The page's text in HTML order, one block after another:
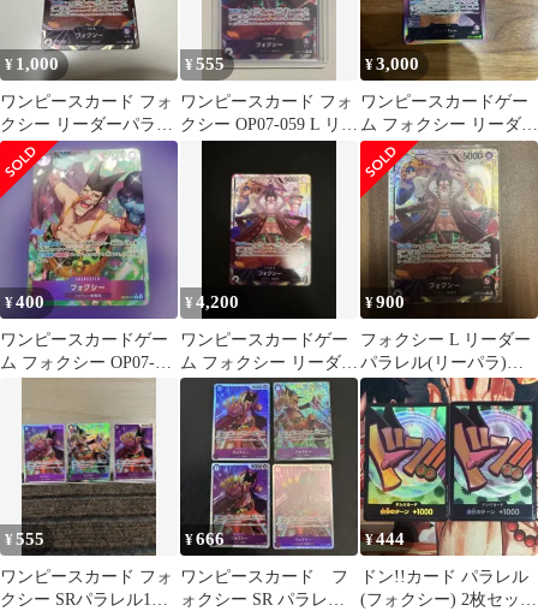
¥ 1,000
ワンピースカード フォ
クシー リーダーパラレ
ル
¥555
ワンピースカード フォ
クシー OP07-059 L リー
¥3,000
ワンピースカードゲー
ム フォクシー リーダー
パラレル
¥400
ワンピースカードゲー
ム フォクシー OP07-
¥4,200
ワンピースカードゲー
ム フォクシー リーダー
パラレル OP07-059
¥900
フォクシー L リーダー
パラレル(リーパラ)
OP07-059
¥555
ワンピースカード フォ
クシー SRパラレル1枚
¥666
ワンピースカード フ
ォクシー SR パラレル
¥444
ドン!!カード パラレル
(フォクシー) 2枚セット